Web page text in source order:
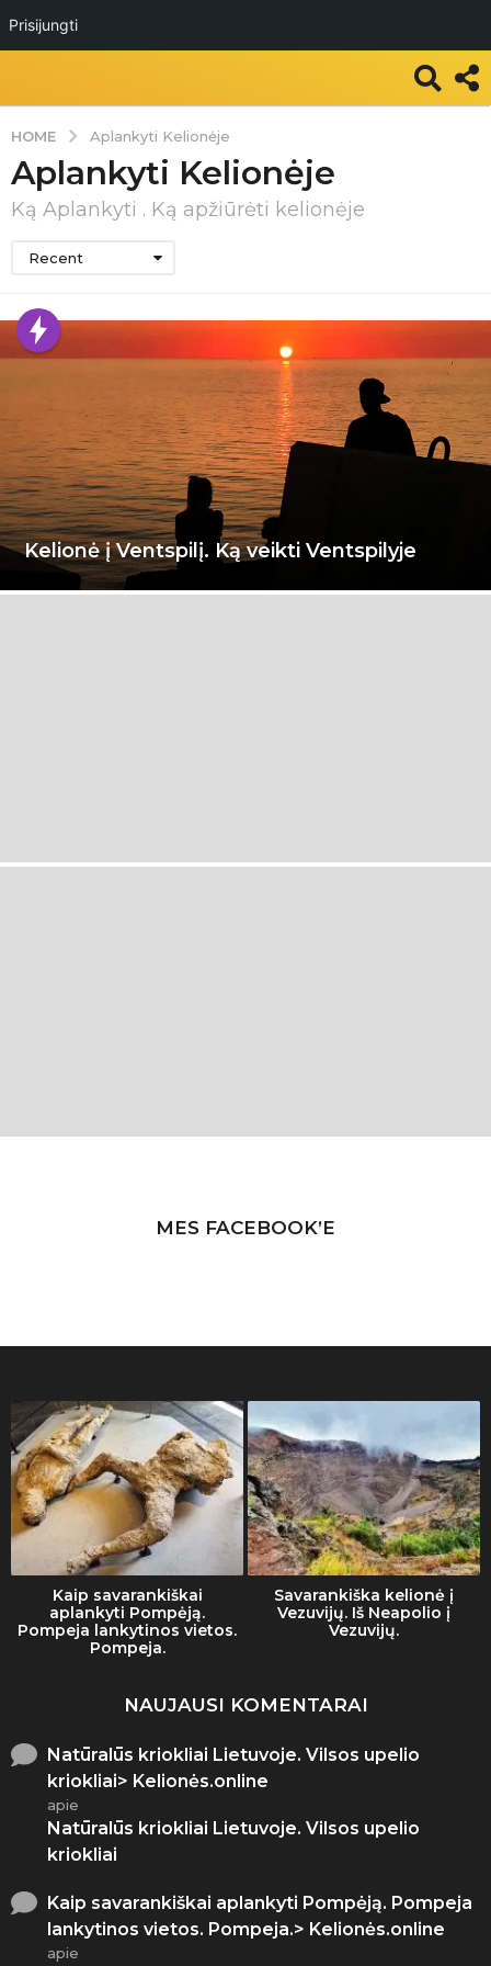
Prisijungti
HOME Aplankyti Kelionėje
Aplankyti Kelionėje
Ką Aplankyti . Ką apžiūrėti kelionėje
Recent
Kelionė į Ventspilį. Ką veikti Ventspilyje
MES FACEBOOK’E
Kaip savarankiškai
aplankyti Pompėją.
Pompeja lankytinos vietos.
Pompeja.
Savarankiška kelionė į
Vezuvijų. Iš Neapolio į
Vezuvijų.
NAUJAUSI KOMENTARAI
Natūralūs kriokliai Lietuvoje. Vilsos upelio
kriokliai> Kelionės.online
apie
Natūralūs kriokliai Lietuvoje. Vilsos upelio
kriokliai
Kaip savarankiškai aplankyti Pompėją. Pompeja
lankytinos vietos. Pompeja.> Kelionės.online
apie